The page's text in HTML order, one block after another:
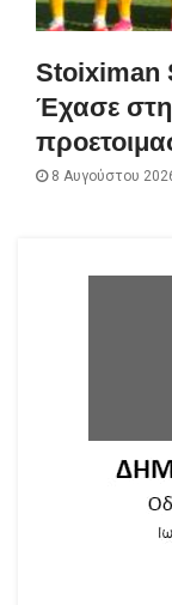
Stoiximan
Έχασε στη
8 Αυγούστου